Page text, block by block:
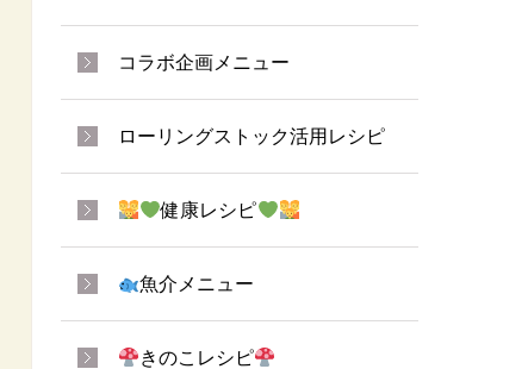
コラボ企画メニュー
ローリングストック活用レシピ
健康レシピ
魚介メニュー
きのこレシピ